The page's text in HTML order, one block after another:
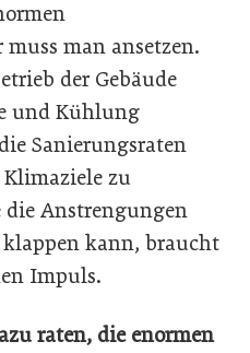
man ansetzen.
der Gebäude
und Kühlung
Sanierungsraten
zu
die Anstrengungen
kann, braucht
Impuls.
raten, die enormen